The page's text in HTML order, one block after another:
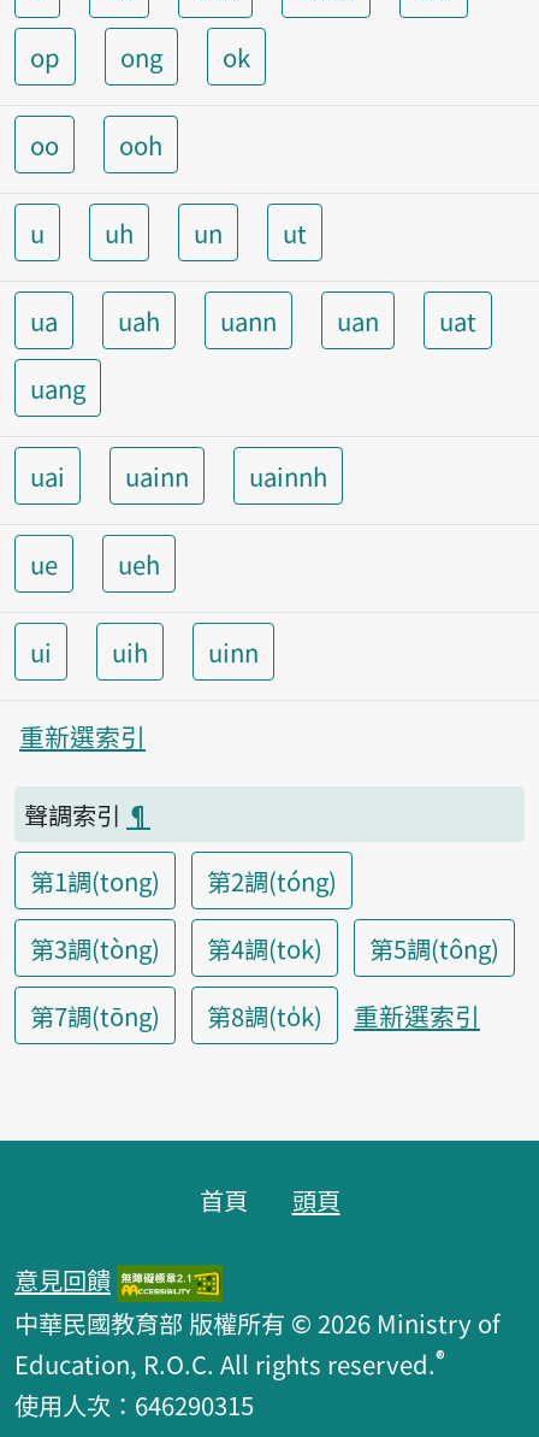
op
ong ok
oo ooh
u uh un ut
ua uah uann uan
uat
uang
uai uainn uainnh
ue ueh
ui uih uinn
重新選索引
聲調索引 ¶
第1調(tong)
第2調(tóng)
第3調(tòng)
第4調(tok)
第5調(tông)
第7調(tōng)
第8調(to̍k) 重新選索引
首頁 頭頁
意見回饋
中華民國教育部 版權所有 © 2026 Ministry of
Education, R.O.C. All rights reserved.®
使用人次：646290315